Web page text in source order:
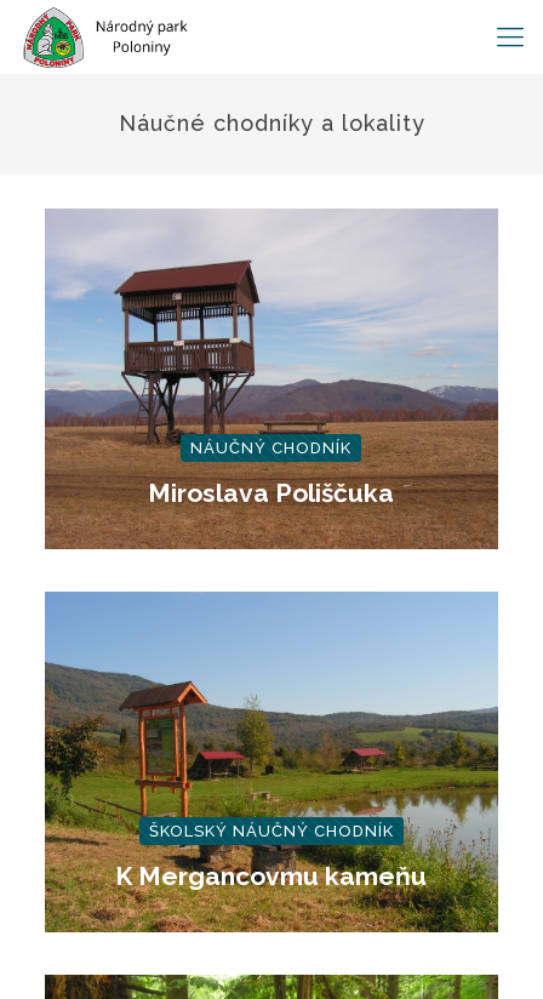
Náučné chodníky a lokality
NÁUČNÝ CHODNÍK
Miroslava Poliščuka
ŠKOLSKÝ NÁUČNÝ CHODNÍK
K Mergancovmu kameňu